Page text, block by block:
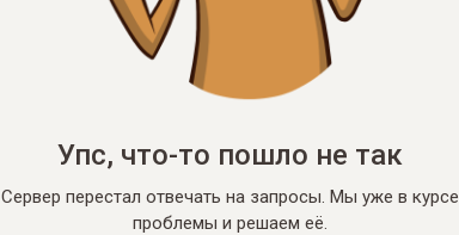
Упс, что-то пошло не так
Сервер перестал отвечать на запросы. Мы уже в курсе
проблемы и решаем её.